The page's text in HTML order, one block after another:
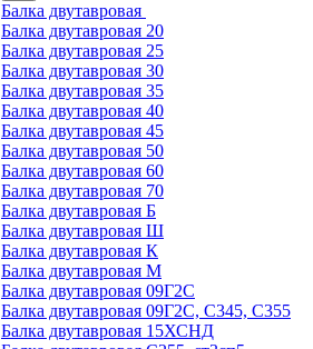
Балка двутавровая
Балка двутавровая 20
Балка двутавровая 25
Балка двутавровая 30
Балка двутавровая 35
Балка двутавровая 40
Балка двутавровая 45
Балка двутавровая 50
Балка двутавровая 60
Балка двутавровая 70
Балка двутавровая Б
Балка двутавровая Ш
Балка двутавровая К
Балка двутавровая М
Балка двутавровая 09Г2С
Балка двутавровая 09Г2С, С345, С355
Балка двутавровая 15ХСНД